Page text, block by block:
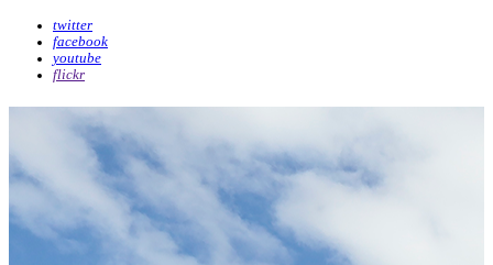
twitter
facebook
youtube
flickr